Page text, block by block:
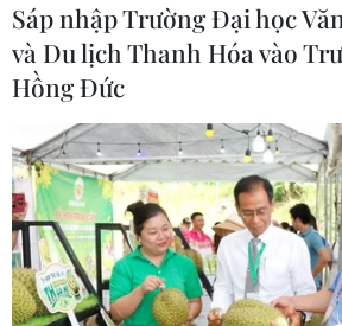
Sáp nhập Trường Đại học
và Du lịch Thanh Hóa vào
Hồng Đức